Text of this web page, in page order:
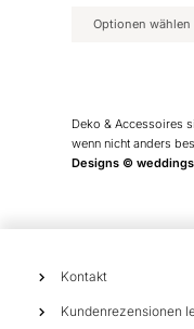
Optionen wählen
Deko & Accessoires
wenn nicht anders
Designs ©
Kontakt
Kundenrezensionen